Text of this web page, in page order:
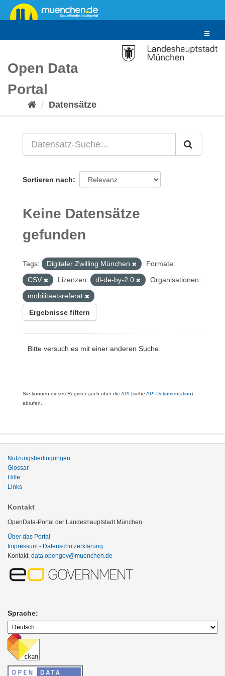
Überspringen
zum
Toggle
Open Data
Portal
Datensätze
Sortieren nach
Keine Datensätze
gefunden
Tags: Digitaler Zwilling München
Formate:
CSV
Lizenzen: dl-de-by-2.0
Organisationen:
mobilitaetsreferat
Ergebnisse filtern
Bitte versuch es mit einer anderen Suche.
Sie können dieses Register auch über die API (siehe API-Dokumentation)
abrufen.
Nutzungsbedingungen
Glossar
Hilfe
Links
Kontakt
OpenData-Portal der Landeshauptstadt München
Über das Portal
Impressum - Datenschutzerklärung
Kontakt: data.opengov@muenchen.de
Sprache